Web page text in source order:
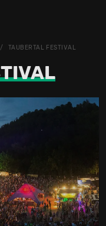
TAUBERTAL FESTIVAL